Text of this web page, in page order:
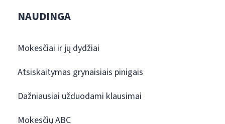
NAUDINGA
Mokesčiai ir jų dydžiai
Atsiskaitymas grynaisiais pinigais
Dažniausiai užduodami klausimai
Mokesčių ABC